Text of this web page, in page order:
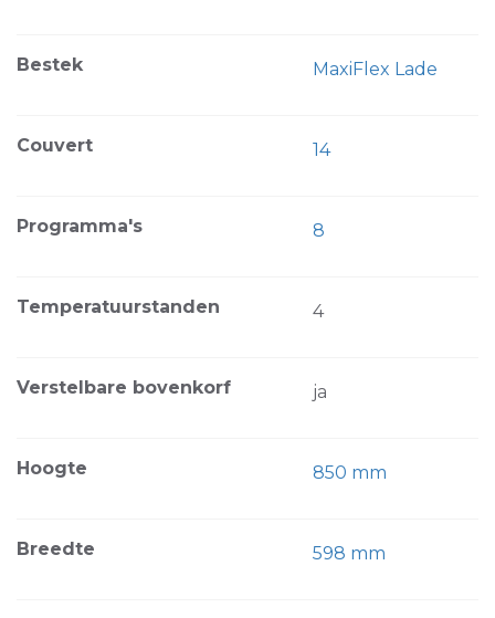
Bestek MaxiFlex Lade
Couvert 14
Programma's 8
Temperatuurstanden 4
Verstelbare bovenkorf ja
Hoogte 850 mm
Breedte 598 mm